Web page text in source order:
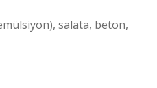
salata, beton,